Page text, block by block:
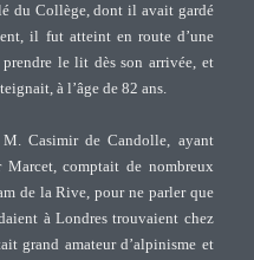
du Collège, dont il avait gardé
il fut atteint en route d’une
le lit dès son arrivée, et
à l’âge de 82 ans.
Casimir de Candolle, ayant
Marcet, comptait de nombreux
de la Rive, pour ne parler que
à Londres trouvaient chez
grand amateur d’alpinisme et